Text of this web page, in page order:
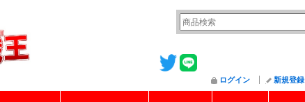
ログイン 新規登録